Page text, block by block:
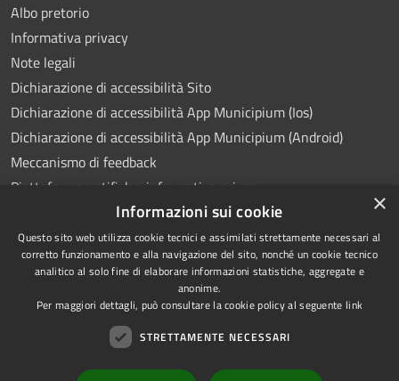
Albo pretorio
Informativa privacy
Note legali
Dichiarazione di accessibilità Sito
Dichiarazione di accessibilità App Municipium (Ios)
Dichiarazione di accessibilità App Municipium (Android)
Meccanismo di feedback
Piattaforma notifiche: informativa privacy
Videosorveglianza
Municipium•Accesso
×
Informazioni sui cookie
Questo sito web utilizza cookie tecnici e assimilati strettamente necessari al
corretto funzionamento e alla navigazione del sito, nonché un cookie tecnico
analitico al solo fine di elaborare informazioni statistiche, aggregate e
anonime.
Per maggiori dettagli, può consultare la cookie policy al seguente link
STRETTAMENTE NECESSARI